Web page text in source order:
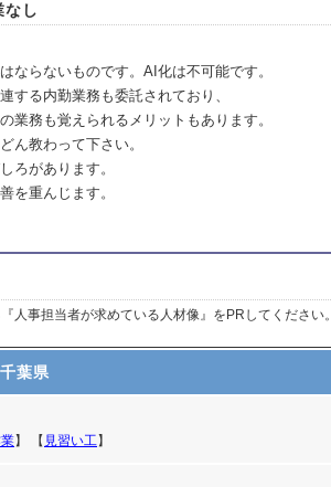
なし
ならないものです。AI化は不可能です。
する内勤業務も委託されており、
業務も覚えられるメリットもあります。
ん教わって下さい。
ろがあります。
を重んじます。
事担当者が求めている人材像』をPRしてください。
葉県
】 【 見習い工】